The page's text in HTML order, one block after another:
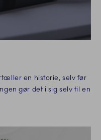
en historie, selv før
gør det i sig selv til en